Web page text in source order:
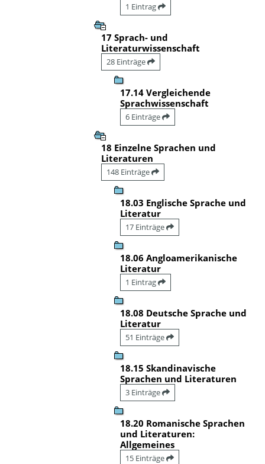
1 Eintrag
17 Sprach- und
Literaturwissenschaft
28 Einträge
17.14 Vergleichende
Sprachwissenschaft
6 Einträge
18 Einzelne Sprachen und
Literaturen
148 Einträge
18.03 Englische Sprache und
Literatur
17 Einträge
18.06 Angloamerikanische
Literatur
1 Eintrag
18.08 Deutsche Sprache und
Literatur
51 Einträge
18.15 Skandinavische
Sprachen und Literaturen
3 Einträge
18.20 Romanische Sprachen
und Literaturen:
Allgemeines
15 Einträge